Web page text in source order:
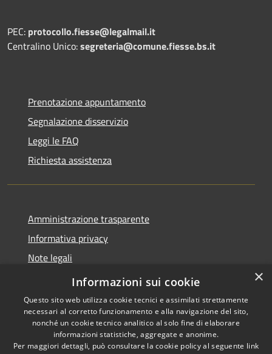
PEC: protocollo.fiesse@legalmail.it
Centralino Unico:segreteria@comune.fiesse.bs.it
Prenotazione appuntamento
Segnalazione disservizio
Leggi le FAQ
Richiesta assistenza
Amministrazione trasparente
Informativa privacy
Note legali
Dichiarazione di accessibilità
Copyright © 2026 • Comune di
×
Informazioni sui cookie
Questo sito web utilizza cookie tecnici e assimilati strettamente
necessari al corretto funzionamento e alla navigazione del sito,
nonché un cookie tecnico analitico al solo fine di elaborare
informazioni statistiche, aggregate e anonime.
Per maggiori dettagli, può consultare la cookie policy al seguente link